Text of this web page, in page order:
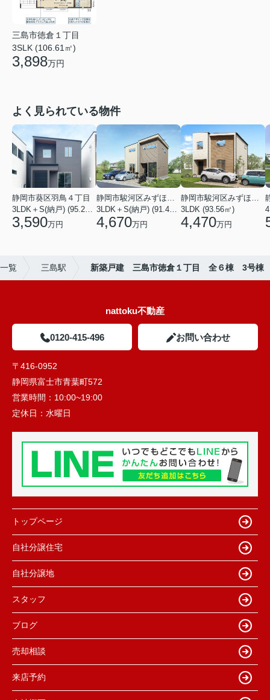
三島市徳倉１丁目
3SLK (106.61㎡)
3,898万円
よく見られている物件
静岡市葵区羽鳥４丁目
3,590万円 4,670万円
3LDK (93.56㎡)
4,470万円
覧 三島駅 新築戸建 三島市徳倉１丁目 全６棟 3号棟
nattoku不動産
0120-415-496 お問い合わせ
〒416-0952
静岡県富士市青葉町572
営業時間： 10:00~19:00
定休日： 水曜日
トップページ
自社分譲住宅
自社分譲地
スタッフ
ブログ
売却相談
来店予約